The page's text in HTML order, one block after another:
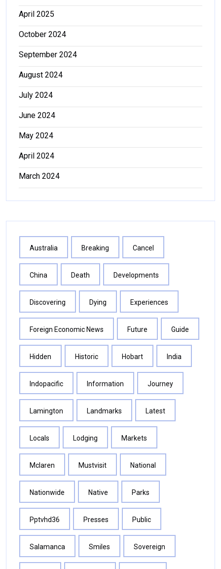
April 2025
October 2024
September 2024
August 2024
July 2024
June 2024
May 2024
April 2024
March 2024
Australia Breaking Cancel
China Death Developments
Discovering Dying Experiences
Foreign Economic News Future Guide
Hidden Historic Hobart India
Indopacific Information Journey
Lamington Landmarks Latest
Locals Lodging Markets
Mclaren Mustvisit National
Nationwide Native Parks
Pptvhd36 Presses Public
Salamanca Smiles Sovereign